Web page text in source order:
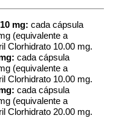
mg: cada cápsula
(equivalente a
Clorhidrato 10.00 mg.
cada cápsula
(equivalente a
Clorhidrato 10.00 mg.
cada cápsula
(equivalente a
Clorhidrato 20.00 mg.